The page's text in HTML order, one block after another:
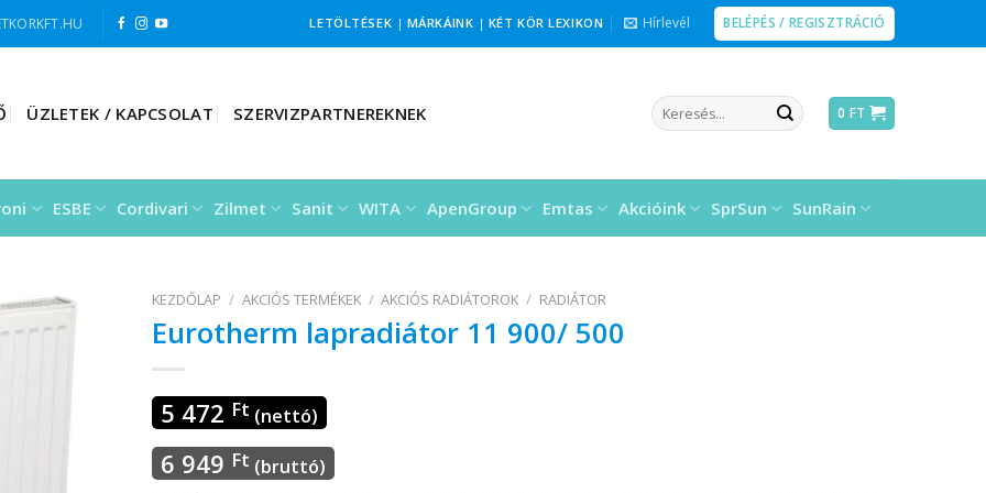
LETÖLTÉSEK | MÁRKÁINK | KÉT KÖR LEXIKON Hírlevél BELÉPÉS / REGISZTRÁCIÓ
ÜZLETEK / KAPCSOLAT SZERVIZPARTNEREKNEK
Keresés
a
0 FT
ESBE Cordivari Zilmet Sanit WITA ApenGroup Emtas Akcióink SprSun SunRain
KEZDŐLAP / AKCIÓS TERMÉKEK / AKCIÓS RADIÁTOROK / RADIÁTOR
Eurotherm lapradiátor 11 900/ 500
5 472 Ft (nettó)
6 949 Ft (bruttó)